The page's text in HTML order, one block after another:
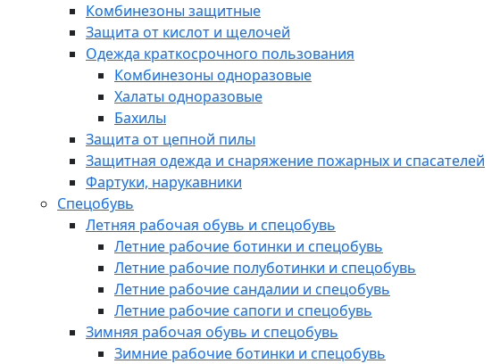
Комбинезоны защитные
Защита от кислот и щелочей
Одежда краткосрочного пользования
Комбинезоны одноразовые
Халаты одноразовые
Бахилы
Защита от цепной пилы
Защитная одежда и снаряжение пожарных и спасателей
Фартуки, нарукавники
Спецобувь
Летняя рабочая обувь и спецобувь
Летние рабочие ботинки и спецобувь
Летние рабочие полуботинки и спецобувь
Летние рабочие сандалии и спецобувь
Летние рабочие сапоги и спецобувь
Зимняя рабочая обувь и спецобувь
Зимние рабочие ботинки и спецобувь